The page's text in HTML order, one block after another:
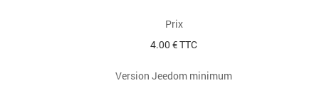
Prix
4.00 € TTC
Version Jeedom minimum